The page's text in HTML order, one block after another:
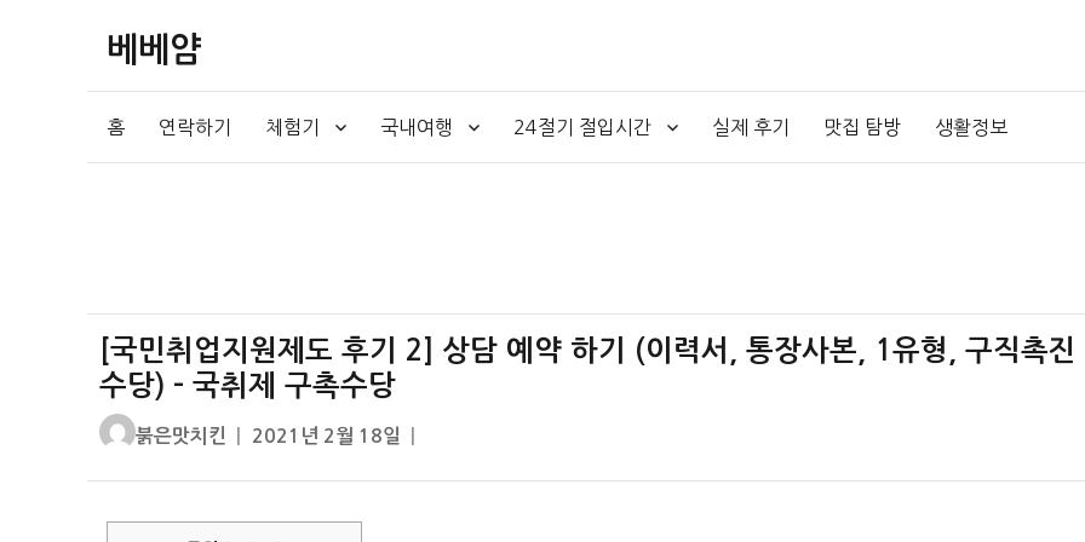
베베얌
홈 연락하기 체험기 국내여행 24절기 절입시간 실제 후기 맛집 탐방 생활정보
[국민취업지원제도 후기 2] 상담 예약 하기 (이력서, 통장사본, 1유형, 구직촉진
수당) – 국취제 구촉수당
글
붉은맛치킨
작
자
2021년 2월 18일